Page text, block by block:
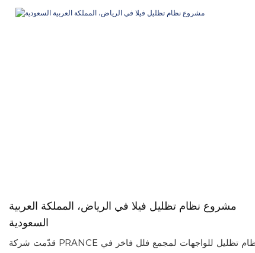
مشروع نظام تظليل فيلا في الرياض، المملكة العربية
السعودية
قدّمت شركة PRANCE نظام تظليل للواجهات لمجمع فلل فاخر في